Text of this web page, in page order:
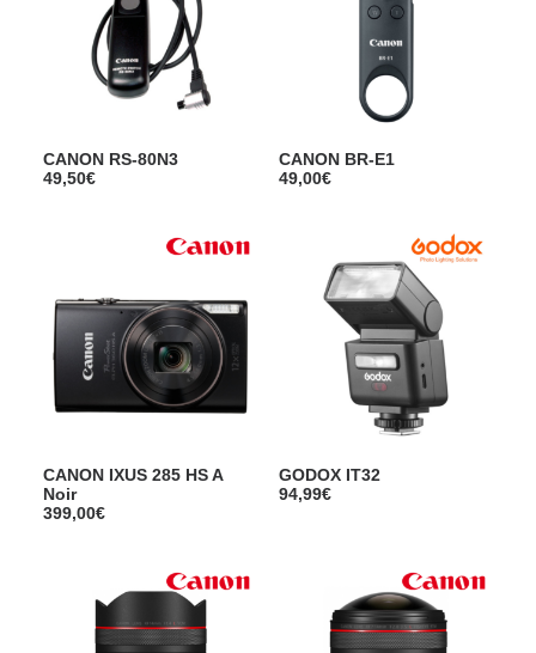
CANON RS-80N3
49,50€
CANON BR-E1
49,00€
CANON IXUS 285 HS A
Noir
399,00€
GODOX IT32
94,99€